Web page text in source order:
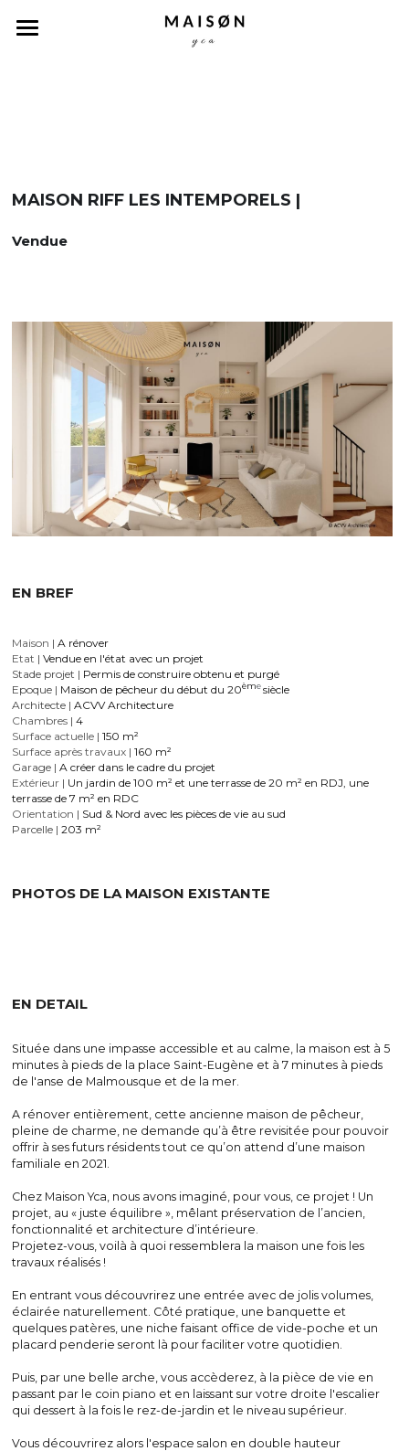
Capsules
MAISON RIFF LES INTEMPORELS |
Vendue
EN BREF
Maison | A rénover
Etat | Vendue en l'état avec un projet
Stade projet | Permis de construire obtenu et purgé
Epoque | Maison de pêcheur du début du 20ème siècle
Architecte | ACVV Architecture
Chambres | 4
Surface actuelle | 150 m²
Surface après travaux | 160 m²
Garage | A créer dans le cadre du projet
Extérieur | Un jardin de 100 m² et une terrasse de 20 m² en RDJ, une
terrasse de 7 m² en RDC
Orientation | Sud & Nord avec les pièces de vie au sud
Parcelle | 203 m²
PHOTOS DE LA MAISON EXISTANTE
EN DETAIL
Située dans une impasse accessible et au calme, la maison est à 5
minutes à pieds de la place Saint-Eugène et à 7 minutes à pieds
de l'anse de Malmousque et de la mer.
A rénover entièrement, cette ancienne maison de pêcheur,
pleine de charme, ne demande qu’à être revisitée pour pouvoir
offrir à ses futurs résidents tout ce qu’on attend d’une maison
familiale en 2021.
Chez Maison Yca, nous avons imaginé, pour vous, ce projet ! Un
projet, au « juste équilibre », mêlant préservation de l’ancien,
fonctionnalité et architecture d’intérieure.
Projetez-vous, voilà à quoi ressemblera la maison une fois les
travaux réalisés !
En entrant vous découvrirez une entrée avec de jolis volumes,
éclairée naturellement. Côté pratique, une banquette et
quelques patères, une niche faisant office de vide-poche et un
placard penderie seront là pour faciliter votre quotidien.
Puis, par une belle arche, vous accèderez, à la pièce de vie en
passant par le coin piano et en laissant sur votre droite l'escalier
qui dessert à la fois le rez-de-jardin et le niveau supérieur.
Vous découvrirez alors l'espace salon en double hauteur